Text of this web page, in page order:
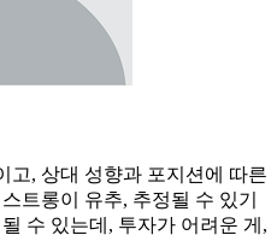
고, 상대 성향과 포지션에 따른
트롱이 유추, 추정될 수 있기
수 있는데, 투자가 어려운 게,